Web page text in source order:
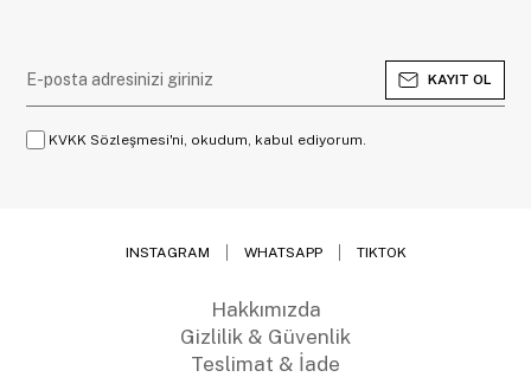
KAYIT OL
KVKK Sözleşmesi'ni, okudum, kabul ediyorum.
INSTAGRAM WHATSAPP TIKTOK
Hakkımızda
Gizlilik & Güvenlik
Teslimat & İade